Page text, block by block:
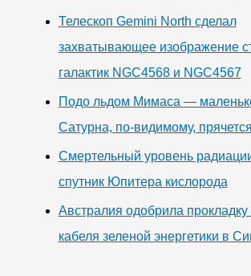
Телескоп Gemini North сделал
захватывающее изображение
галактик NGC4568 и NGC4567
Подо льдом Мимаса —
Сатурна, по-видимому,
Смертельный уровень
спутник Юпитера кислорода
Австралия одобрила прокладку
кабеля зеленой энергетики в